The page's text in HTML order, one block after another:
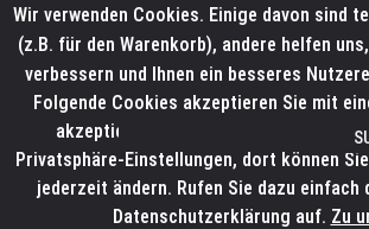
Wir verwenden Cookies. Einige davon sind
(z.B. für den Warenkorb), andere helfen
verbessern und Ihnen ein besseres
Folgende Cookies akzeptieren Sie mit
akzeptieren. Weitere Informationen
Privatsphäre-Einstellungen, dort können
jederzeit ändern. Rufen Sie dazu einfach
Datenschutzerklärung auf. Zu